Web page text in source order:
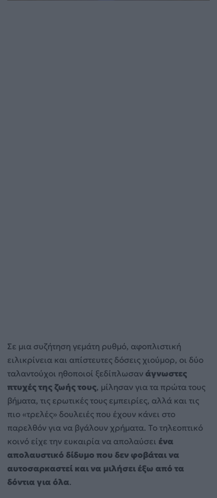
Σε μια συζήτηση γεμάτη ρυθμό, αφοπλιστική
ειλικρίνεια και απίστευτες δόσεις χιούμορ, οι δύο
ταλαντούχοι ηθοποιοί ξεδίπλωσανάγνωστες
πτυχές της ζωής τους, μίλησαν για τα πρώτα τους
βήματα, τις ερωτικές τους εμπειρίες, αλλά και τις
πιο «τρελές» δουλειές που έχουν κάνει στο
παρελθόν για να βγάλουν χρήματα. Το τηλεοπτικό
κοινό είχε την ευκαιρία να απολαύσει ένα
απολαυστικό δίδυμο που δεν φοβάται να
αυτοσαρκαστεί και να μιλήσει έξω από τα
δόντια για όλα.